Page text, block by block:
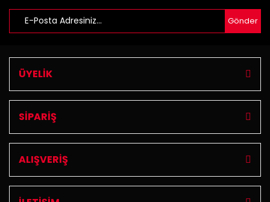
Gönder
ÜYELİK
SİPARİŞ
ALIŞVERİŞ